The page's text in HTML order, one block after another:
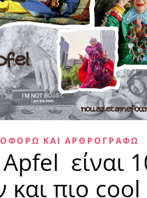
ΚΑΙ ΑΡΘΡΟΓΡΑΦΏ
είναι
και πιο